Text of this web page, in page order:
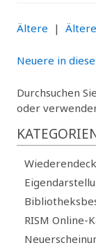
Ältere |
Neuere in
Durchsuchen
oder
RISM Online-